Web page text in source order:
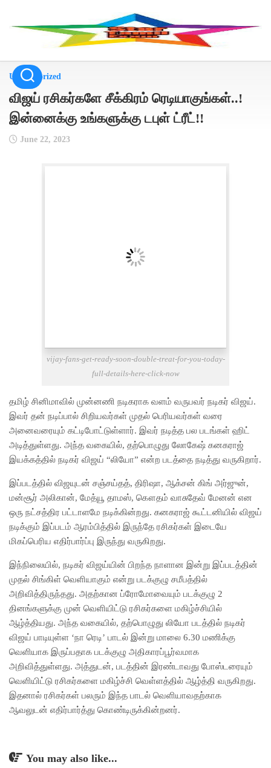
Uncategorized
விஜய் ரசிகர்களே சீக்கிரம் ரெடியாகுங்கள்..!
இன்னைக்கு உங்களுக்கு டபுள் ட்ரீட்!!
June 22, 2023
vijay-fans-get-ready-soon-double-treat-for-you-today-
full-details-here-click-now
தமிழ் சினிமாவில் முன்னணி நடிகராக வளம் வருபவர் நடிகர் விஜய்.
இவர் தன் நடிப்பால் சிறியவர்கள் முதல் பெரியவர்கள் வரை
அனைவரையும் கட்டிபோட்டுள்ளார். இவர் நடித்த பல படங்கள் ஹிட்
அடித்துள்ளது. அந்த வகையில், தற்பொழுது லோகேஷ் கனகராஜ்
இயக்கத்தில் நடிகர் விஜய் “லியோ” என்ற படத்தை நடித்து வருகிறார்.
இப்படத்தில் விஜயுடன் சஞ்சய்தத், திரிஷா, ஆக்சன் கிங் அர்ஜுன்,
மன்சூர் அலிகான், மேத்யூ தாமஸ், கௌதம் வாசுதேவ் மேனன் என
ஒரு நட்சத்திர பட்டாளமே நடிக்கின்றது. கனகராஜ் கூட்டனியில் விஜய்
நடிக்கும் இப்படம் ஆரம்பித்தில் இருந்தே ரசிகர்கள் இடையே
மிகப்பெரிய எதிர்பார்ப்பு இருந்து வருகிறது.
இந்நிலையில், நடிகர் விஜய்யின் பிறந்த நாளான இன்று இப்படத்தின்
முதல் சிங்கிள் வெளியாகும் என்று படக்குழு சமீபத்தில்
அறிவித்திருந்தது. அதற்கான ப்ரோமோவையும் படக்குழு 2
தினங்களுக்கு முன் வெளியிட்டு ரசிகர்களை மகிழ்ச்சியில்
ஆழ்த்தியது. அந்த வகையில், தற்பொழுது லியோ படத்தில் நடிகர்
விஜய் பாடியுள்ள ‘நா ரெடி’ பாடல் இன்று மாலை 6.30 மணிக்கு
வெளியாக இருப்பதாக படக்குழு அதிகாரப்பூர்வமாக
அறிவித்துள்ளது. அத்துடன், படத்தின் இரண்டாவது போஸ்டரையும்
வெளியிட்டு ரசிகர்களை மகிழ்ச்சி வெள்ளத்தில் ஆழ்த்தி வருகிறது.
இதனால் ரசிகர்கள் பலரும் இந்த பாடல் வெளியாவதற்காக
ஆவலுடன் எதிர்பார்த்து கொண்டிருக்கின்றனர்.
You may also like...